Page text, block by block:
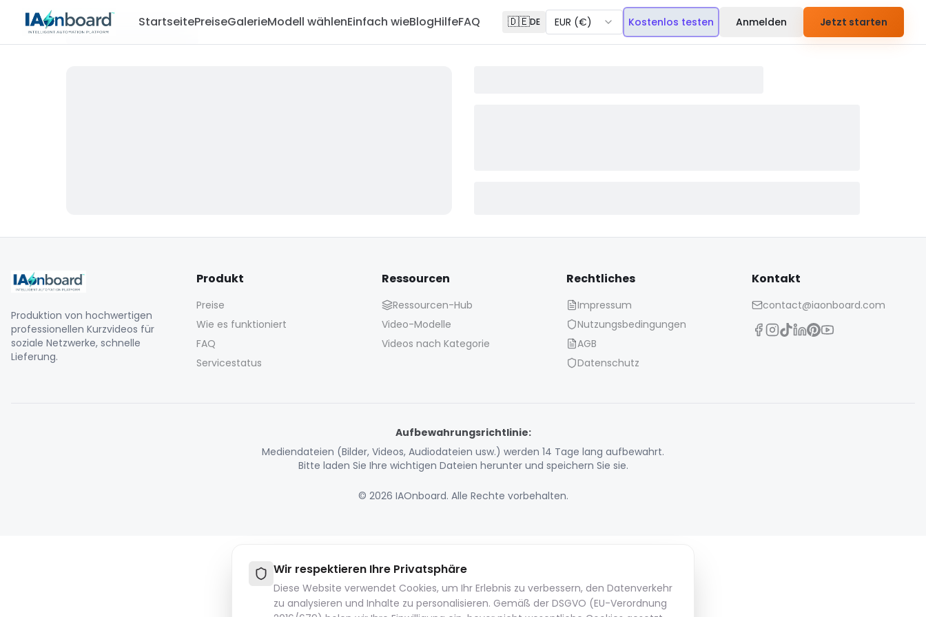
Wir respektieren Ihre Privatsphäre
Diese Website verwendet Cookies, um Ihr Erlebnis zu verbessern, den Datenverkehr
zu analysieren und Inhalte zu personalisieren. Gemäß der DSGVO (EU-Verordnung
StartseitePreiseGalerieModell wählenEinfach wieBlogHilfeFAQ 🇩🇪DE EUR (€) Kostenlos testen Anmelden Jetzt starten
Produktion von hochwertigen
professionellen Kurzvideos für
soziale Netzwerke, schnelle
Lieferung.
Produkt
Preise
Wie es funktioniert
FAQ
Servicestatus
Ressourcen
Ressourcen-Hub
Video-Modelle
Videos nach Kategorie
Rechtliches
Impressum
Nutzungsbedingungen
AGB
Datenschutz
Kontakt
contact@iaonboard.com
Aufbewahrungsrichtlinie:
Mediendateien (Bilder, Videos, Audiodateien usw.) werden 14 Tage lang aufbewahrt.
Bitte laden Sie Ihre wichtigen Dateien herunter und speichern Sie sie.
© 2026 IAOnboard. Alle Rechte vorbehalten.